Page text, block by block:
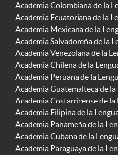
Academia Colombiana de la
Academia Ecuatoriana de la
Academia Mexicana de la
Academia Salvadoreña de la
Academia Venezolana de la
Academia Chilena de la
Academia Peruana de la
Academia Guatemalteca de la
Academia Costarricense de la
Academia Filipina de la
Academia Panameña de la
Academia Cubana de la
Academia Paraguaya de la